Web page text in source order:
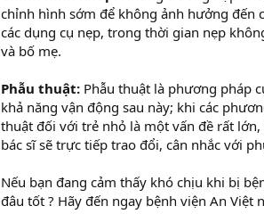
chỉnh hình sớm để không ảnh hưởng đến
các dụng cụ nẹp, trong thời gian nẹp
và bố mẹ.
Phẫu thuật: Phẫu thuật là phương pháp
khả năng vận động sau này; khi các
thuật đối với trẻ nhỏ là một vấn đề rất
bác sĩ sẽ trực tiếp trao đổi, cân nhắc với
Nếu bạn đang cảm thấy khó chịu khi bị
đâu tốt ? Hãy đến ngay bệnh viện An Việt